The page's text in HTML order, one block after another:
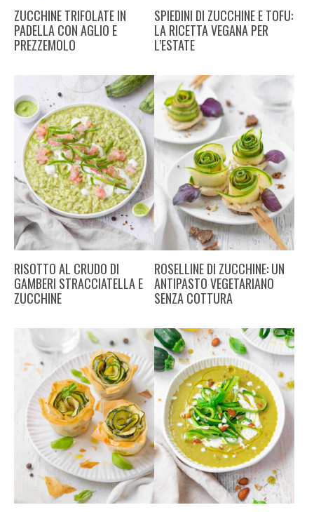
ZUCCHINE TRIFOLATE IN
PADELLA CON AGLIO E
PREZZEMOLO
SPIEDINI DI ZUCCHINE E TOFU:
LA RICETTA VEGANA PER
L’ESTATE
RISOTTO AL CRUDO DI
GAMBERI STRACCIATELLA E
ZUCCHINE
ROSELLINE DI ZUCCHINE: UN
ANTIPASTO VEGETARIANO
SENZA COTTURA